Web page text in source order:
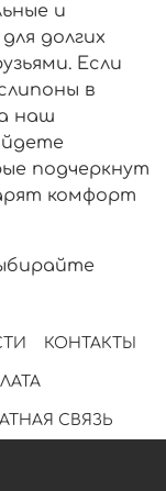
и
долгих
Если
в
наш
подчеркнут
комфорт
КОНТАКТЫ
СВЯЗЬ